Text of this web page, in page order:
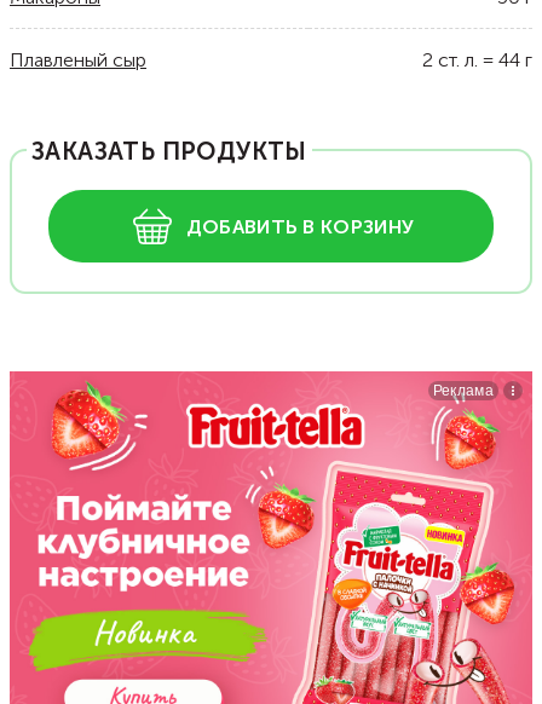
Плавленый сыр 2 ст. л. = 44 г
ЗАКАЗАТЬ ПРОДУКТЫ
ДОБАВИТЬ В КОРЗИНУ